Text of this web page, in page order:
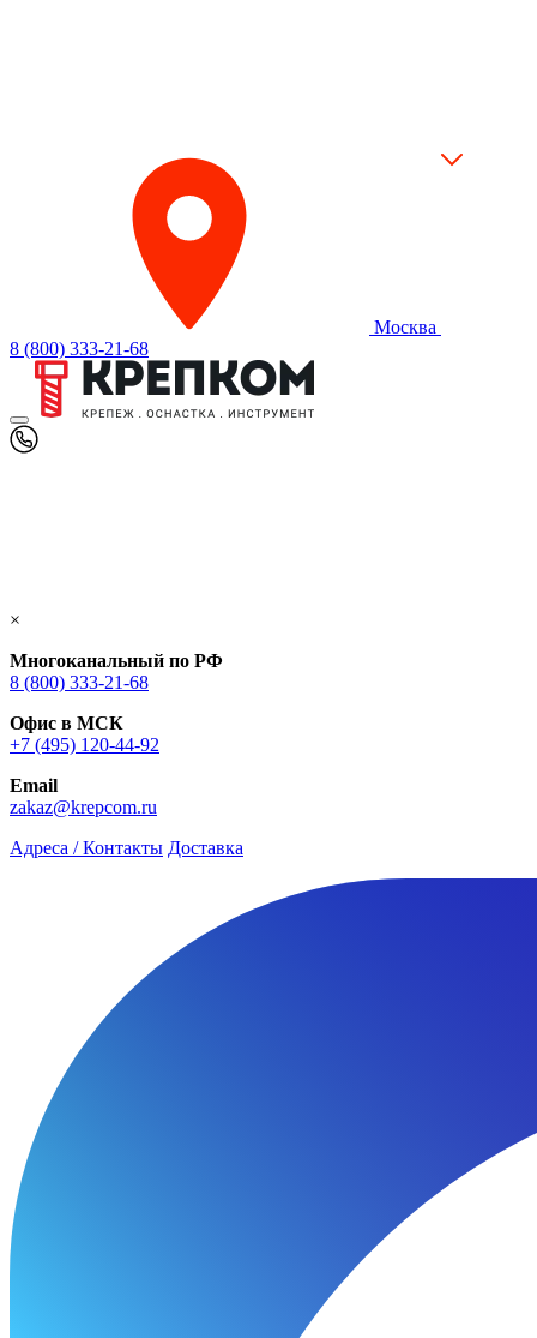
Москва
8 (800) 333-21-68
×
Многоканальный по РФ
8 (800) 333‑21-68
Офис в МСК
+7 (495) 120-44-92
Email
zakaz@krepcom.ru
Адреса / Контакты Доставка